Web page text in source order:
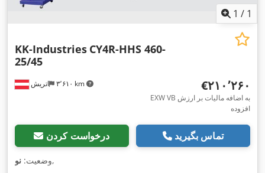
1 / 1
اتریش ۳٬۶۱۰ km
KK-Industries CY4R-HHS 460-
25/45
‎€۲۱۰٬۲۶۰
EXW VB به اضافه مالیات بر ارزش
افزوده
درخواست کردن تماس بگیرید
وضعیت: نو ,